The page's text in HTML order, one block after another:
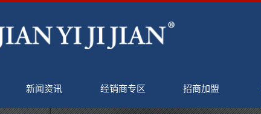
新闻资讯 经销商专区 招商加盟